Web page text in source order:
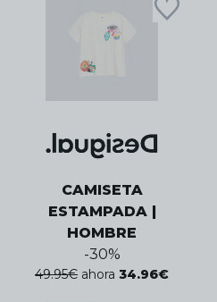
CAMISETA
ESTAMPADA |
HOMBRE
-30%
49.95€ ahora 34.96€